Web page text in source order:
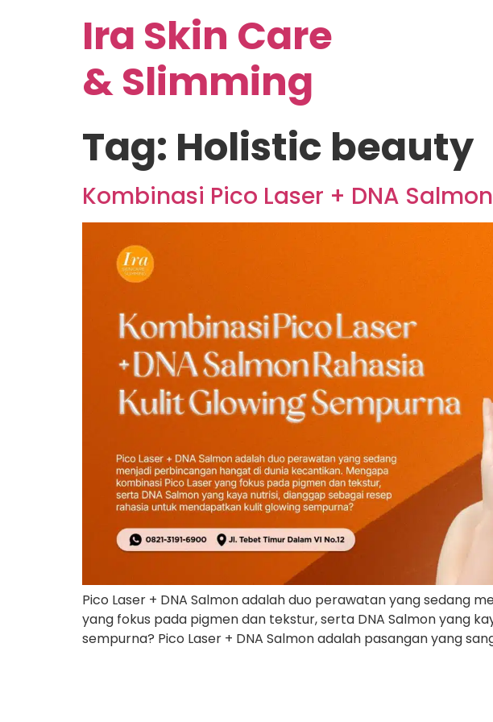
Ira Skin Care
& Slimming
Tag: Holistic beauty
Kombinasi Pico Laser + DNA
Pico Laser + DNA Salmon adalah duo perawatan yang sedang
yang fokus pada pigmen dan tekstur, serta DNA Salmon yang
sempurna? Pico Laser + DNA Salmon adalah pasangan yang